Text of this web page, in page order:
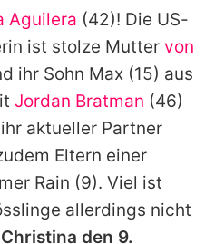
Richtlinien
Aguilera (42)! Die US-
ist stolze Mutter von
ihr Sohn Max (15) aus
Jordan Bratman (46)
aktueller Partner
Eltern einer
Rain (9). Viel ist
allerdings nicht
Christina den 9.